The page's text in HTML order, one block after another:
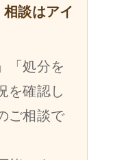
談はアイ
「処分を
を確認し
ご相談で